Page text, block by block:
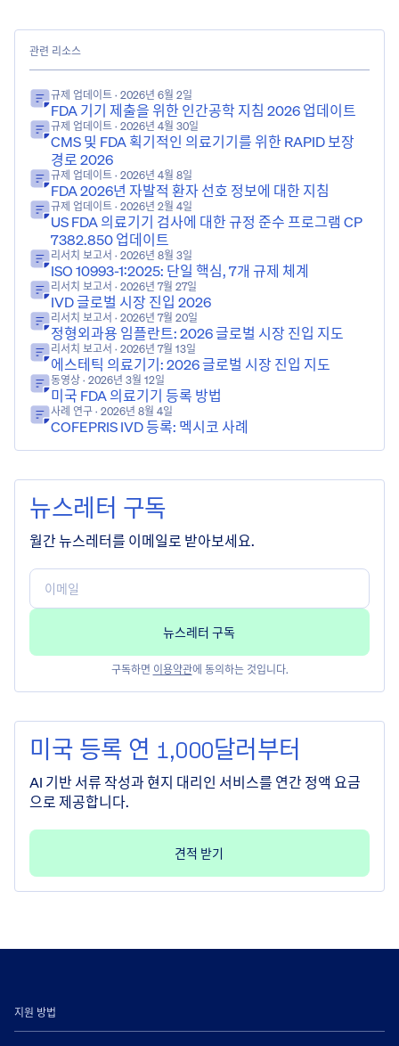
관련 리소스
규제 업데이트 · 2026년 6월 2일
FDA 기기 제출을 위한 인간공학 지침 2026 업데이트
규제 업데이트 · 2026년 4월 30일
CMS 및 FDA 획기적인 의료기기를 위한 RAPID 보장
경로 2026
규제 업데이트 · 2026년 4월 8일
FDA 2026년 자발적 환자 선호 정보에 대한 지침
규제 업데이트 · 2026년 2월 4일
US FDA 의료기기 검사에 대한 규정 준수 프로그램 CP
7382.850 업데이트
리서치 보고서 · 2026년 8월 3일
ISO 10993-1:2025: 단일 핵심, 7개 규제 체계
리서치 보고서 · 2026년 7월 27일
IVD 글로벌 시장 진입 2026
리서치 보고서 · 2026년 7월 20일
정형외과용 임플란트: 2026 글로벌 시장 진입 지도
리서치 보고서 · 2026년 7월 13일
에스테틱 의료기기: 2026 글로벌 시장 진입 지도
동영상 · 2026년 3월 12일
미국 FDA 의료기기 등록 방법
사례 연구 · 2026년 8월 4일
COFEPRIS IVD 등록: 멕시코 사례
뉴스레터 구독
월간 뉴스레터를 이메일로 받아보세요.
구독하면 이용약관에 동의하는 것입니다.
미국 등록 연 1,000달러부터
AI 기반 서류 작성과 현지 대리인 서비스를 연간 정액 요금
으로 제공합니다.
견적 받기
지원 방법